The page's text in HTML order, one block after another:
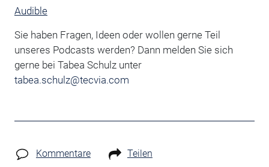
Audible
Sie haben Fragen, Ideen oder wollen gerne Teil
unseres Podcasts werden? Dann melden Sie sich
gerne bei Tabea Schulz unter
tabea.schulz@tecvia.com
Kommentare Teilen